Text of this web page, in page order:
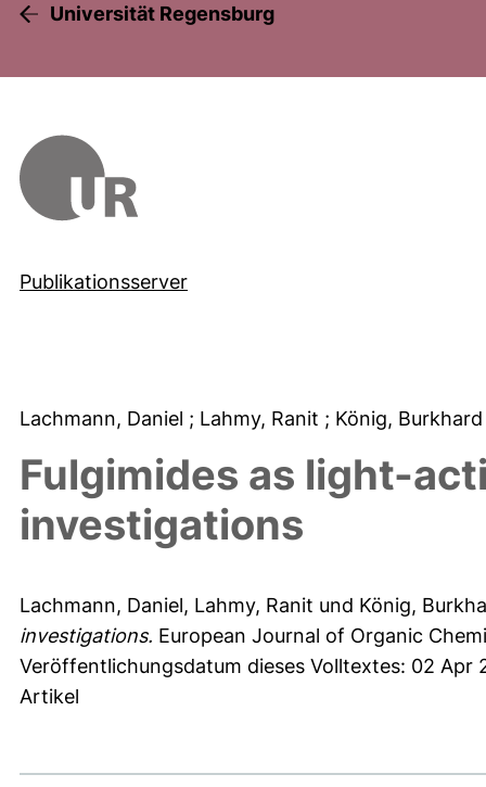
Universität Regensburg
Publikationsserver
Lachmann, Daniel ; Lahmy, Ranit ; König,
Fulgimides as light-
investigations
Lachmann, Daniel, Lahmy, Ranit und König,
investigations. European Journal of Organic
Veröffentlichungsdatum dieses Volltextes: 02 Apr
Artikel